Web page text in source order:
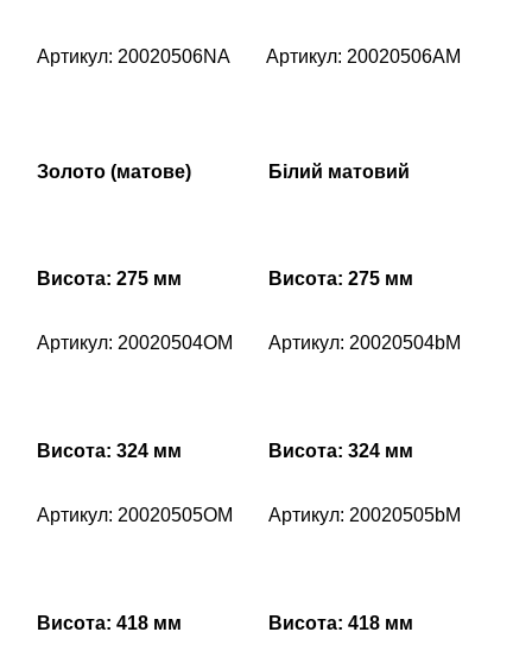
Артикул: 20020506NA Артикул: 20020506AM
Золото (матове)
Висота: 275 мм
Артикул: 20020504OM
Висота: 324 мм
Артикул: 20020505OM
Висота: 418 мм
Білий матовий
Висота: 275 мм
Артикул: 20020504bM
Висота: 324 мм
Артикул: 20020505bM
Висота: 418 мм